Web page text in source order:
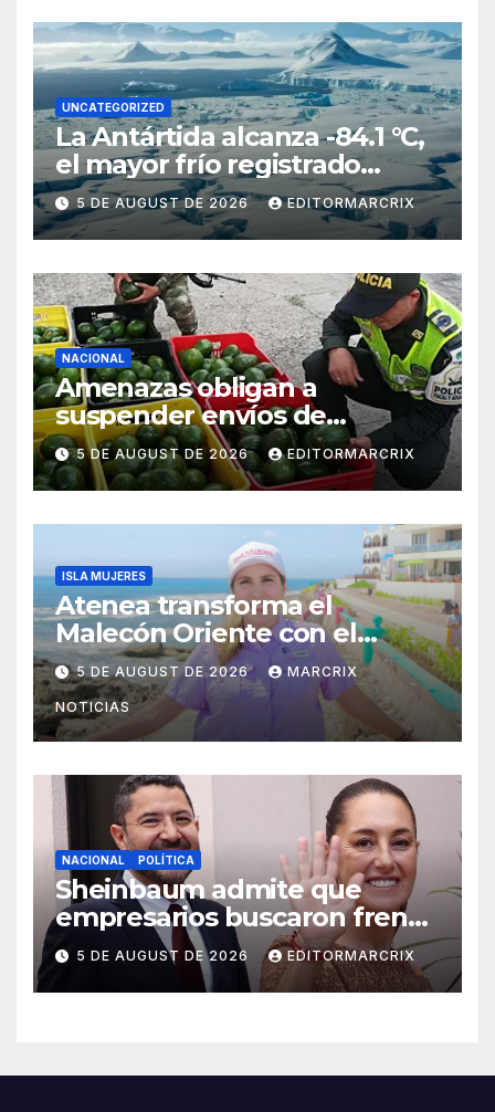
UNCATEGORIZED
La Antártida alcanza -84.1 °C,
el mayor frío registrado
desde 2012
5 DE AUGUST DE 2026 EDITORMARCRIX
NACIONAL
Amenazas obligan a
suspender envíos de
aguacate michoacano a EU
5 DE AUGUST DE 2026 EDITORMARCRIX
ISLA MUJERES
Atenea transforma el
Malecón Oriente con el
nuevo Paseo de las Sirenas
5 DE AUGUST DE 2026 MARCRIX
NOTICIAS
NACIONAL POLÍTICA
Sheinbaum admite que
empresarios buscaron frenar
llegada de Batres a la Corte
5 DE AUGUST DE 2026 EDITORMARCRIX